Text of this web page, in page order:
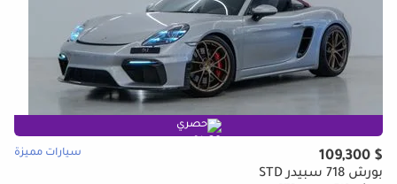
حصري
$ 109,300 سيارات مميزة
بورش 718 سبيدر STD